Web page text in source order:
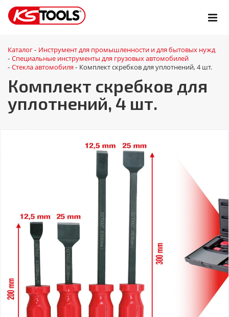
Каталог - Инструмент для промышленности и для бытовых нужд
- Специальные инструменты для грузовых автомобилей
- Стекла автомобиля - Комплект скребков для уплотнений, 4 шт.
Комплект скребков для
уплотнений, 4 шт.